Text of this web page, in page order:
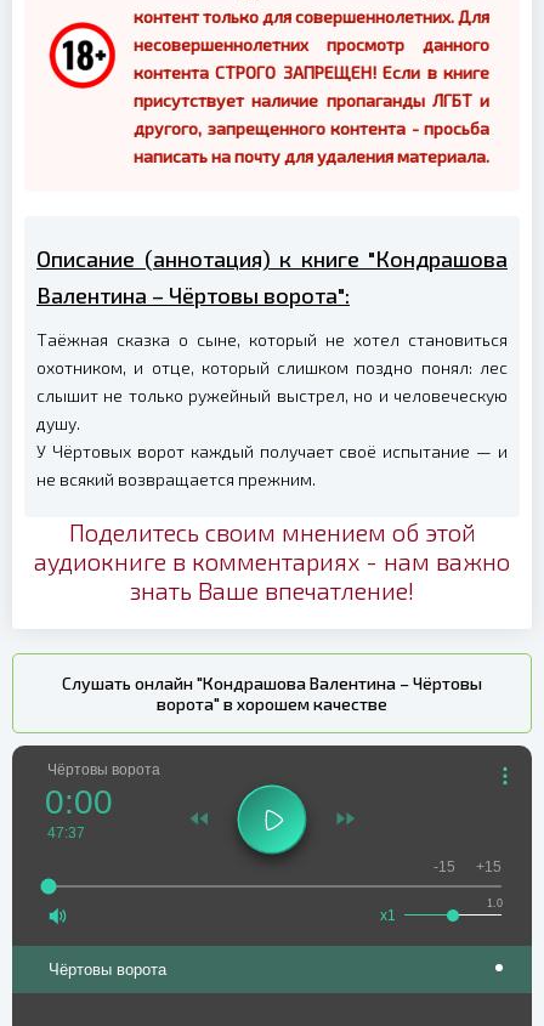
контент только для совершеннолетних. Для
несовершеннолетних просмотр данного
контента СТРОГО ЗАПРЕЩЕН! Если в книге
присутствует наличие пропаганды ЛГБТ и
другого, запрещенного контента - просьба
написать на почту для удаления материала.
Описание (аннотация) к книге "Кондрашова
Валентина – Чёртовы ворота":
Таёжная сказка о сыне, который не хотел становиться
охотником, и отце, который слишком поздно понял: лес
слышит не только ружейный выстрел, но и человеческую
душу.
У Чёртовых ворот каждый получает своё испытание — и
не всякий возвращается прежним.
Поделитесь своим мнением об этой
аудиокниге в комментариях - нам важно
знать Ваше впечатление!
Слушать онлайн "Кондрашова Валентина – Чёртовы
ворота" в хорошем качестве
Чёртовы ворота
0:00
47:37
1.0
x1
-15 +15
Чёртовы ворота